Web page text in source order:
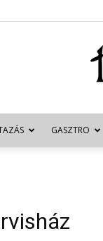
GASZTRO